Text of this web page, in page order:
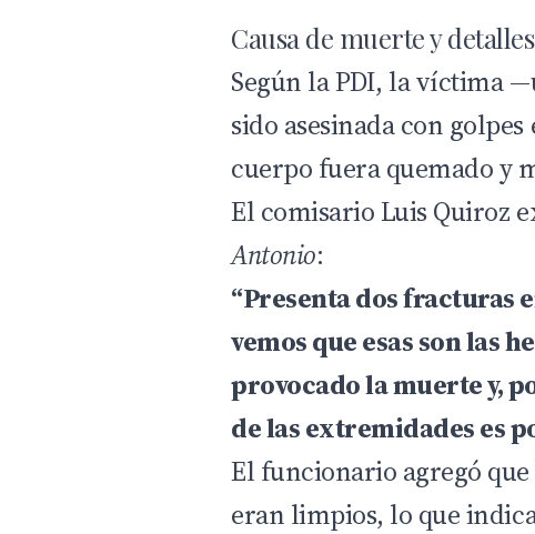
Causa de muerte y
Según la PDI, la víctima
sido asesinada con
cuerpo fuera quemado y
El comisario Luis Quiroz
Antonio:
“Presenta dos fracturas
vemos que esas son las
provocado la muerte y,
de las extremidades es
El funcionario agregó
eran limpios, lo que